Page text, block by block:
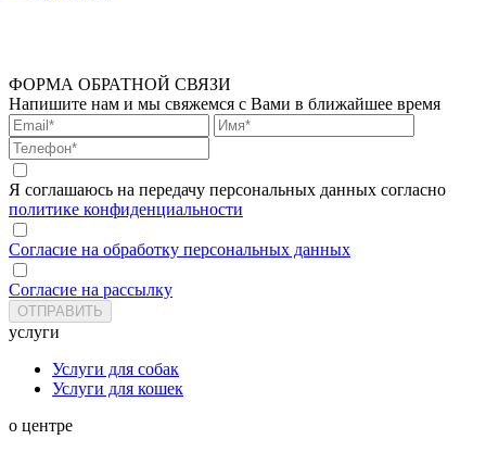
ФОРМА ОБРАТНОЙ СВЯЗИ
Напишите нам и мы свяжемся с Вами в ближайшее время
Я соглашаюсь на передачу персональных данных согласно
политике конфиденциальности
Согласие на обработку персональных данных
Согласие на рассылку
услуги
Услуги для собак
Услуги для кошек
о центре